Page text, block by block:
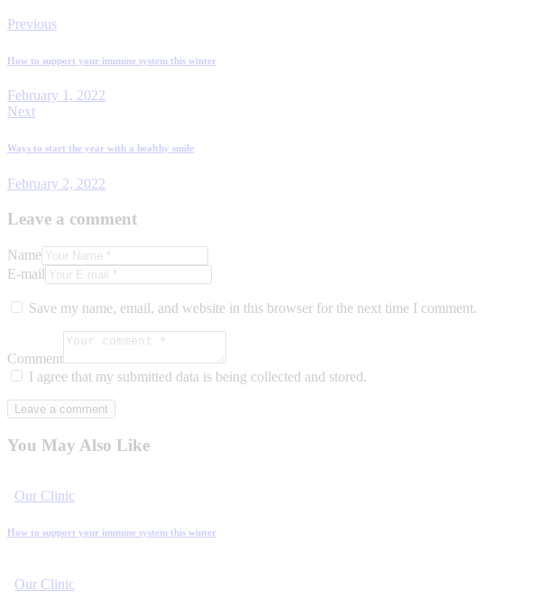
Previous
How to support your immune system this winter
February 1, 2022
Next
Ways to start the year with a healthy smile
February 2, 2022
Leave a comment
Name
E-mail
Save my name, email, and website in this browser for the next time I comment.
Comment
I agree that my submitted data is being collected and stored.
You May Also Like
Our Clinic
How to support your immune system this winter
Our Clinic